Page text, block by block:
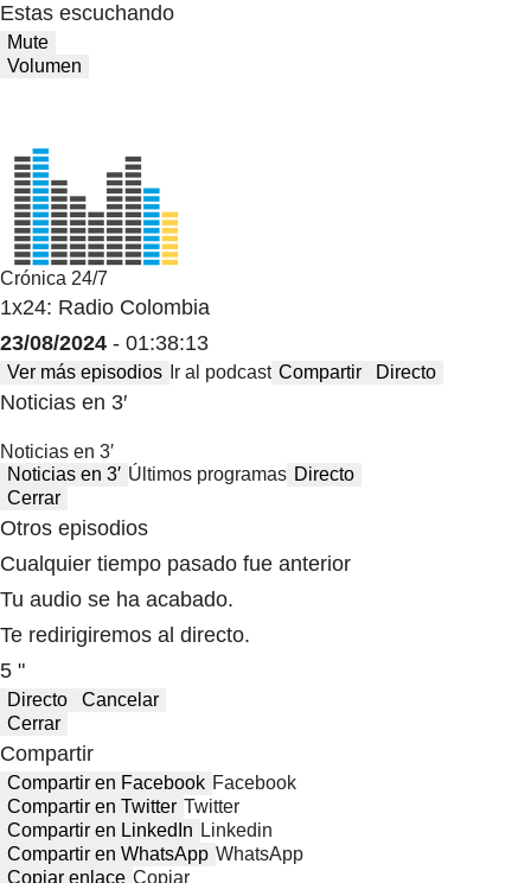
Estas escuchando
Mute
Volumen
Crónica 24/7
1x24: Radio Colombia
23/08/2024 - 01:38:13
Ver más episodios Ir al podcast Compartir Directo
Noticias en 3′
Noticias en 3′
Noticias en 3′ Últimos programas Directo
Cerrar
Otros episodios
Cualquier tiempo pasado fue anterior
Tu audio se ha acabado.
Te redirigiremos al directo.
5 "
Directo
Cancelar
Cerrar
Compartir
Compartir en Facebook Facebook
Compartir en Twitter Twitter
Compartir en LinkedIn Linkedin
Compartir en WhatsApp WhatsApp
Copiar enlace Copiar